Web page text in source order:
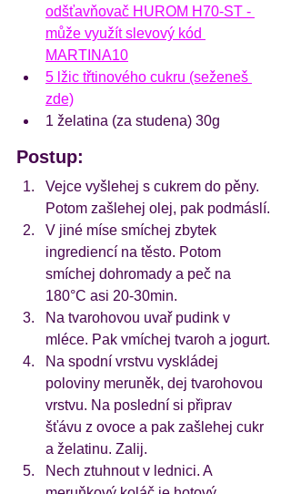
odšťavňovač HUROM H70-ST -
může využít slevový kód
MARTINA10
5 lžic třtinového cukru (seženeš
zde)
1 želatina (za studena) 30g
Postup:
Vejce vyšlehej s cukrem do pěny.
Potom zašlehej olej, pak podmáslí.
V jiné míse smíchej zbytek
ingrediencí na těsto. Potom
smíchej dohromady a peč na
180°C asi 20-30min.
Na tvarohovou uvař pudink v
mléce. Pak vmíchej tvaroh a jogurt.
Na spodní vrstvu vyskládej
poloviny meruněk, dej tvarohovou
vrstvu. Na poslední si připrav
šťávu z ovoce a pak zašlehej cukr
a želatinu. Zalij.
Nech ztuhnout v lednici. A